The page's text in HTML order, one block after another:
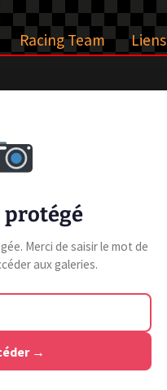
Racing Team Liens
protégé
Merci de saisir le mot de
aux galeries.
→